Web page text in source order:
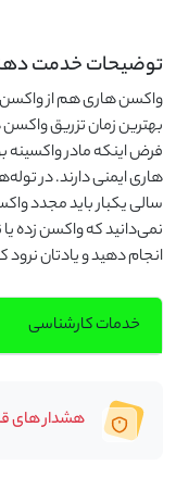
توضیحات خدمت
واکسن هاری هم از
هاری ایمنی دارند. در
نمی‌دانید که واکسن زده
انجام دهید و یادتان
خدمات کارشناسی
هشدار های